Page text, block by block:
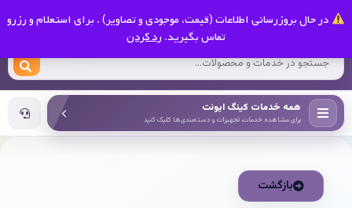
در حال بروزرسانی اطلاعات (قیمت، موجودی و تصاویر) . برای استعلام و رزرو
تماس بگیرید. رد کردن
کینگ ایونت
همه خدمات کینگ ایونت
برای مشاهده خدمات، تجهیزات و دسته‌بندی‌ها کلیک کنید
بازگشت